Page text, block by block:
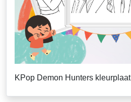
KPop Demon Hunters kleurplaat